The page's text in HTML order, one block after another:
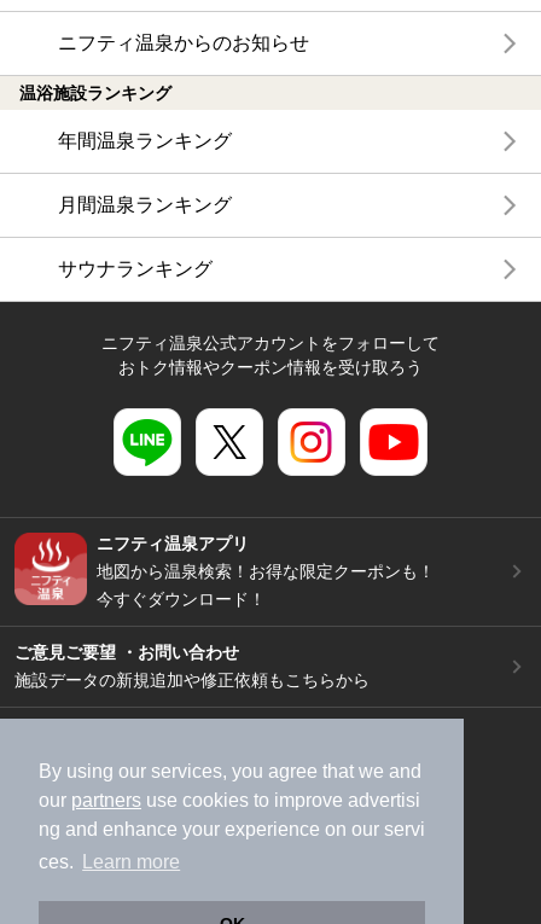
By using our services, you agree that we and
our partners use cookies to improve advertisi
ng and enhance your experience on our servi
ces.
Learn more
ニフティ温泉からのお知らせ
温浴施設ランキング
年間温泉ランキング
月間温泉ランキング
サウナランキング
ニフティ温泉公式アカウントをフォローして
おトク情報やクーポン情報を受け取ろう
ニフティ温泉アプリ
地図から温泉検索！お得な限定クーポンも！
今すぐダウンロード！
ご意見ご要望 ・お問い合わせ
施設データの新規追加や修正依頼もこちらから
加盟店募集（資料請求）
広告出稿のご案内
利用規約
ライフスタイルMEMBERS+規約
特定商取引法に基づく表記
ヘルプ
採用情報
運営会社